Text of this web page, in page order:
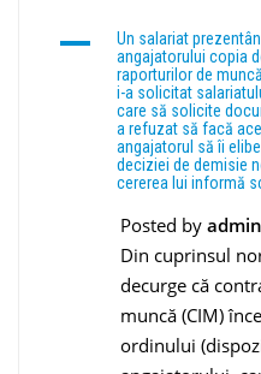
A
Un salariat
angajatorului copia
raporturilor de
i-a solicitat
care să solicite
a refuzat să facă
angajatorul să îi
deciziei de demisie
cererea lui informă
Posted by
Din cuprinsul
decurge că
muncă (CIM)
ordinului